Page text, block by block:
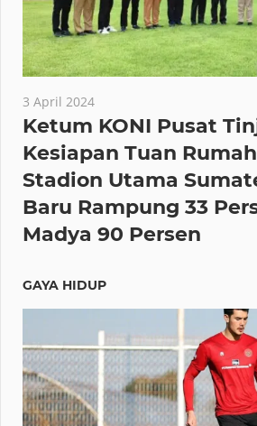
3 April 2024
Ketum KONI Pusat
Kesiapan Tuan
Stadion Utama
Baru Rampung 33
Madya 90 Persen
GAYA HIDUP